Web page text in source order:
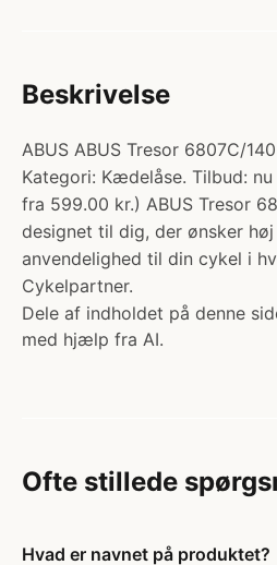
Beskrivelse
ABUS ABUS Tresor 6807C/
Kategori: Kædelåse. Tilbud:
fra 599.00 kr.) ABUS Tresor
designet til dig, der ønsker
anvendelighed til din cykel i
Cykelpartner.
Dele af indholdet på denne
med hjælp fra AI.
Ofte stillede
Hvad er navnet på produktet?